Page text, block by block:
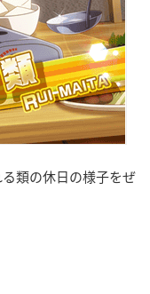
類の休日の様子をぜ